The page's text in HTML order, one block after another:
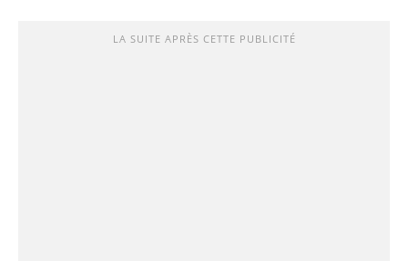
LA SUITE APRÈS CETTE PUBLICITÉ